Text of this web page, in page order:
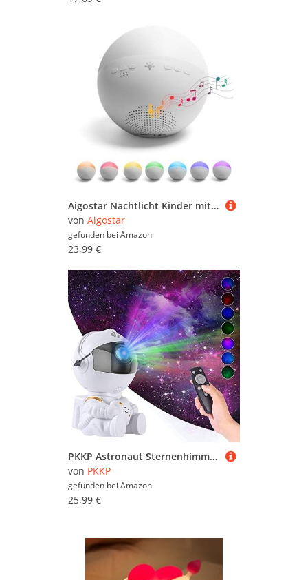
Aigostar Nachtlicht Kinder mit 22 Beruhigende Klängen, 7 Farben Nachttischlampe mit Timer, USB Wiederaufladbar Nachtlampe, für Schlafzimmer, Wohnzimmer, Geschenk für Baby, Kind oder Erwachsene
von Aigostar
gefunden bei Amazon
23,99 €
PKKP Astronaut Sternenhimmel Projektor, 360° Drehen Spacebuddy Projektor mit Fernbedienung und Lichter, Sternenprojektor LED Nachtlicht für Kinder Schlafzimmer Raumdekor Dekorative
von PKKP
gefunden bei Amazon
25,99 €